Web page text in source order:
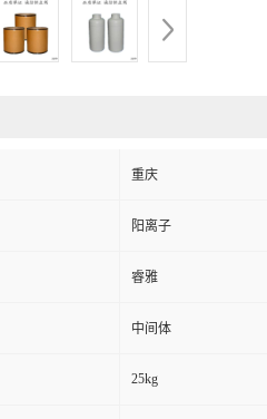
重庆
阳离子
睿雅
中间体
25kg